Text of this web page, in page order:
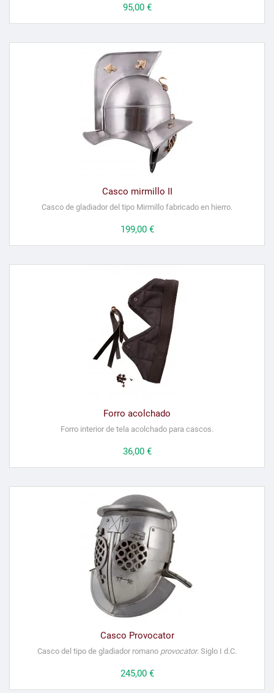
Precio
95,00 €
Casco mirmillo II
Casco de gladiador del tipo Mirmillo fabricado en hierro.
Precio
199,00 €
Forro acolchado
Forro interior de tela acolchado para cascos.
Precio
36,00 €
Casco Provocator
Casco del tipo de gladiador romano provocator. Siglo I d.C.
Precio
245,00 €